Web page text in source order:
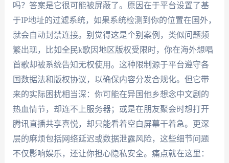
吗？答案是它很可能被屏蔽了。原因在于平台设置了基
于IP地址的过滤系统，如果系统检测到你的位置在国外，
就会自动封禁连接。别觉得这是个别案例，类似问题频
繁出现，比如全民k歌因地区版权受限时，你在海外想唱
首歌却被系统告知无权使用。这种限制源于平台遵守各
国数据法和版权协议，以确保内容分发合规化。但它带
来的实际困扰相当深：你可能在异国他乡想念中文剧的
热血情节，却连不上服务器；或是在朋友聚会时想打开
腾讯直播共享喜悦，却只能看着空白屏幕干着急。更深
层的麻烦包括网络延迟或数据泄露风险，这些细节问题
不仅影响娱乐，还让你担心隐私安全。痛点就在这里：